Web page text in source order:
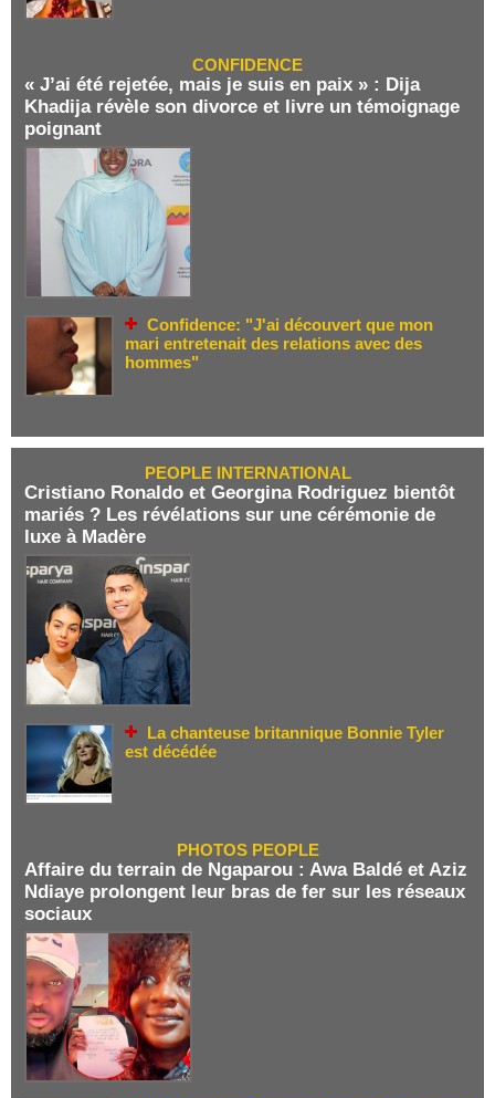
CONFIDENCE
« J’ai été rejetée, mais je suis en paix » : Dija
Khadija révèle son divorce et livre un témoignage
poignant
Confidence: "J'ai découvert que mon
mari entretenait des relations avec des
hommes"
PEOPLE INTERNATIONAL
Cristiano Ronaldo et Georgina Rodriguez bientôt
mariés ? Les révélations sur une cérémonie de
luxe à Madère
La chanteuse britannique Bonnie Tyler
est décédée
PHOTOS PEOPLE
Affaire du terrain de Ngaparou : Awa Baldé et Aziz
Ndiaye prolongent leur bras de fer sur les réseaux
sociaux